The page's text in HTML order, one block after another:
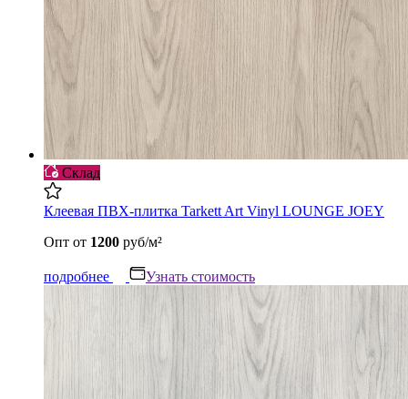
Склад
Клеевая ПВХ-плитка Tarkett Art Vinyl LOUNGE JOEY
Опт от 1200 руб/м²
подробнее Узнать стоимость